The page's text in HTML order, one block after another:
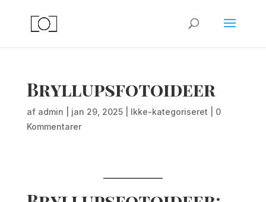
Bryllupsfotoideer
af admin jan 29, 2025| Ikke-kategoriseret
0
Kommentarer